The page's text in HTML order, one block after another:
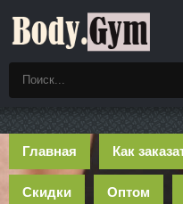
Главная Как
Скидки Оптом